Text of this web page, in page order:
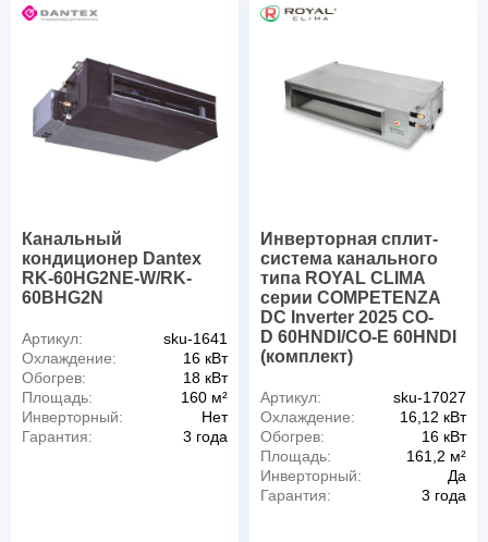
Канальный
кондиционер Dantex
RK-60HG2NE-W/RK-
60BHG2N
Артикул:
sku-1641
Охлаждение:
16 кВт
Обогрев:
18 кВт
Площадь:
160 м²
Инверторный:
Нет
Гарантия:
3 года
Инверторная сплит-
система канального
типа ROYAL CLIMA
серии COMPETENZA
DC Inverter 2025 CO-
D 60HNDI/CO-E 60HNDI
(комплект)
Артикул:
sku-17027
Охлаждение:
16,12 кВт
Обогрев:
16 кВт
Площадь:
161,2 м²
Инверторный:
Да
Гарантия:
3 года